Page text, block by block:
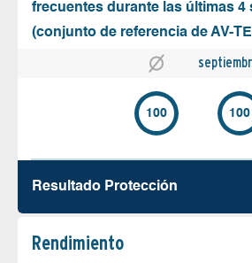
frecuentes durante las últimas 4
(conjunto de referencia de AV-
100 100
Resultado Protección
Rendimiento